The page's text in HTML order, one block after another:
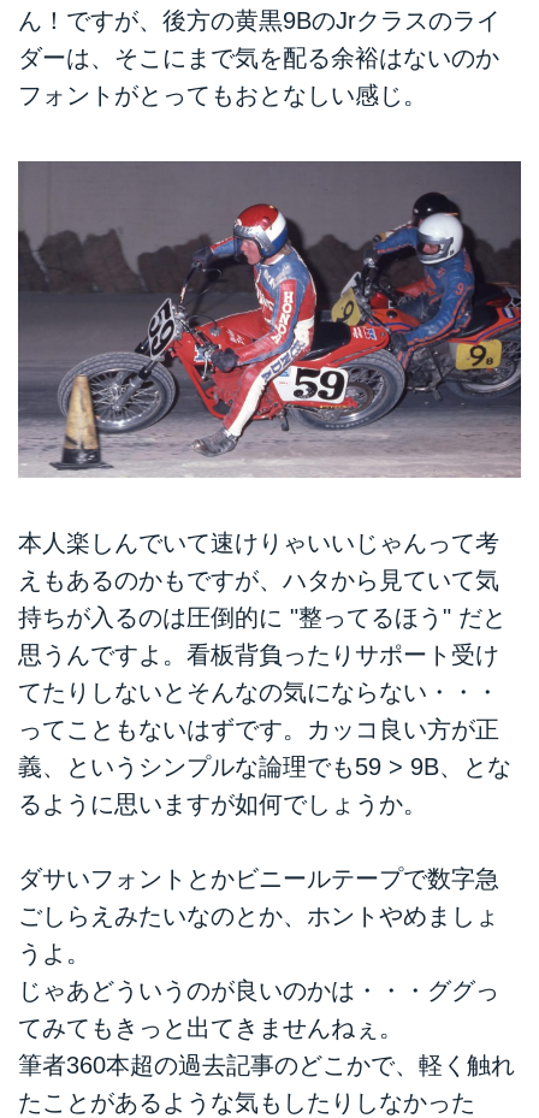
ん！ですが、後方の黄黒9BのJrクラスのライ
ダーは、そこにまで気を配る余裕はないのか
フォントがとってもおとなしい感じ。
本人楽しんでいて速けりゃいいじゃんって考
えもあるのかもですが、ハタから見ていて気
持ちが入るのは圧倒的に "整ってるほう" だと
思うんですよ。看板背負ったりサポート受け
てたりしないとそんなの気にならない・・・
ってこともないはずです。カッコ良い方が正
義、というシンプルな論理でも59 > 9B、とな
るように思いますが如何でしょうか。
ダサいフォントとかビニールテープで数字急
ごしらえみたいなのとか、ホントやめましょ
うよ。
じゃあどういうのが良いのかは・・・ググっ
てみてもきっと出てきませんねぇ。
筆者360本超の過去記事のどこかで、軽く触れ
たことがあるような気もしたりしなかった